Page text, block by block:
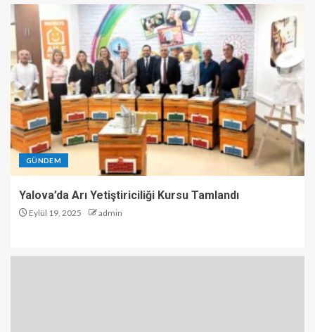
GÜNDEM
Yalova’da Arı Yetiştiriciliği Kursu Tamlandı
Eylül 19, 2025 admin